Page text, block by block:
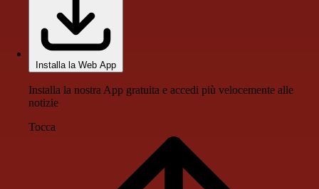
Installa la Web App
Installa la nostra App gratuita e accedi più velocemente alle
notizie
Tocca